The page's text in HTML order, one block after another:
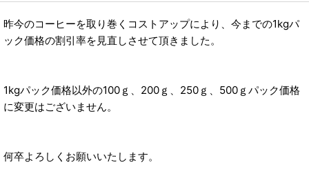
昨今のコーヒーを取り巻くコストアップにより、今までの1kgパ
ック価格の割引率を見直しさせて頂きました。
1kgパック価格以外の100ｇ、200ｇ、250ｇ、500ｇパック価格
に変更はございません。
何卒よろしくお願いいたします。